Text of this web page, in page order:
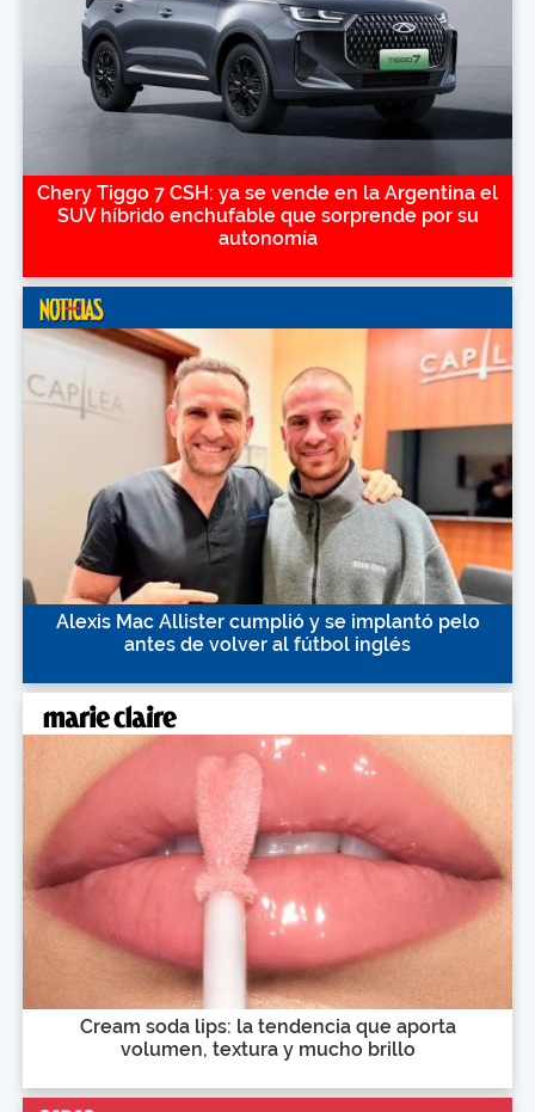
Chery Tiggo 7 CSH: ya se vende en la Argentina el
SUV híbrido enchufable que sorprende por su
autonomía
Alexis Mac Allister cumplió y se implantó pelo
antes de volver al fútbol inglés
Cream soda lips: la tendencia que aporta
volumen, textura y mucho brillo